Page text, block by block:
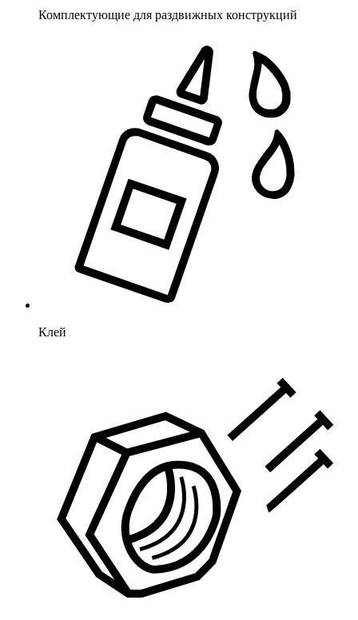
Комплектующие для раздвижных конструкций
Клей